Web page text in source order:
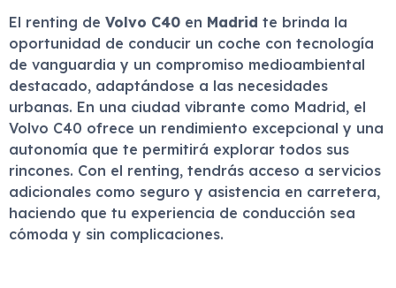
El renting de Volvo C40 en Madrid te brinda la
oportunidad de conducir un coche con tecnología
de vanguardia y un compromiso medioambiental
destacado, adaptándose a las necesidades
urbanas. En una ciudad vibrante como Madrid, el
Volvo C40 ofrece un rendimiento excepcional y una
autonomía que te permitirá explorar todos sus
rincones. Con el renting, tendrás acceso a servicios
adicionales como seguro y asistencia en carretera,
haciendo que tu experiencia de conducción sea
cómoda y sin complicaciones.